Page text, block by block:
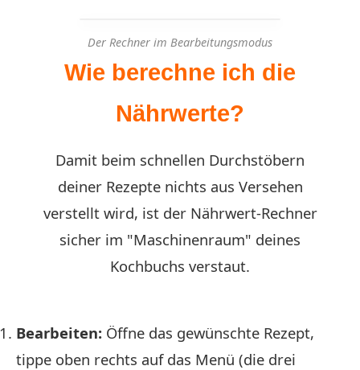
Der Rechner im Bearbeitungsmodus
Wie berechne ich die
Nährwerte?
Damit beim schnellen Durchstöbern
deiner Rezepte nichts aus Versehen
verstellt wird, ist der Nährwert-Rechner
sicher im "Maschinenraum" deines
Kochbuchs verstaut.
Bearbeiten: Öffne das gewünschte Rezept,
tippe oben rechts auf das Menü (die drei